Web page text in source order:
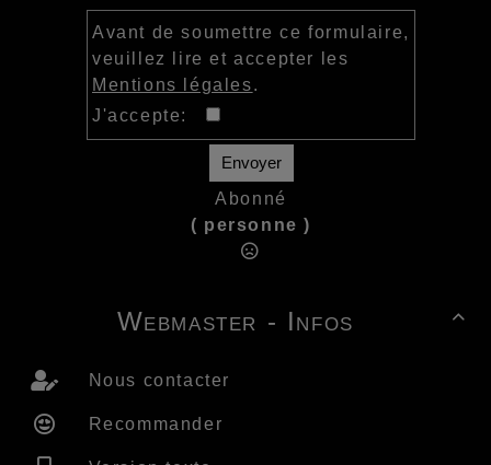
Avant de soumettre ce formulaire,
veuillez lire et accepter les
Mentions légales.
J'accepte:
Envoyer
Abonné
( personne )

Webmaster - Infos
Nous contacter
Recommander